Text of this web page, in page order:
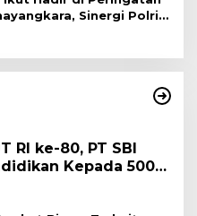
Sinergi Polri
Jadi Kunci Menjaga
RI ke-80, PT SBI
Kepada 500